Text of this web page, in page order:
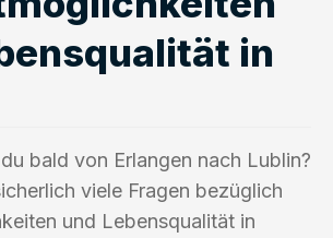
in
bald von Erlangen nach Lublin?
viele Fragen bezüglich
und Lebensqualität in